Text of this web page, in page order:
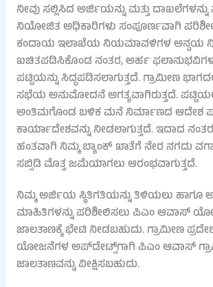
ನೀವು ಸಲ್ಲಿಸಿದ ಅರ್ಜಿಯನ್ನು ಮತ್ತು
ನಿಯೋಜಿತ ಅಧಿಕಾರಿಗಳು ಸಂಪೂರ್ಣವಾಗಿ
ಕಂದಾಯ ಇಲಾಖೆಯ ನಿಯಮಾವಳಿಗಳ ಅನ್ವಯ
ಖಚಿತಪಡಿಸಿಕೊಂಡ ನಂತರ, ಅರ್ಹ ಫಲಾನುಭವಿಗಳ
ಪಟ್ಟಿಯನ್ನು ಸಿದ್ಧಪಡಿಸಲಾಗುತ್ತದೆ. ಗ್ರಾಮೀಣ
ಸಭೆಯ ಅನುಮೋದನೆ ಅಗತ್ಯವಾಗಿರುತ್ತದೆ.
ಅಂತಿಮಗೊಂಡ ಬಳಿಕ ಮನೆ ನಿರ್ಮಾಣದ ಆದೇಶ
ಕಾರ್ಯಾದೇಶವನ್ನು ನೀಡಲಾಗುತ್ತದೆ. ಇದಾದ
ಹಂತವಾಗಿ ನಿಮ್ಮ ಬ್ಯಾಂಕ್ ಖಾತೆಗೆ ನೇರ ನಗದು
ಸಬ್ಸಿಡಿ ಮೊತ್ತ ಜಮೆಯಾಗಲು ಆರಂಭವಾಗುತ್ತದೆ.
ನಿಮ್ಮ ಅರ್ಜಿಯ ಸ್ಥಿತಿಗತಿಯನ್ನು ತಿಳಿಯಲು ಹಾಗೂ
ಮಾಹಿತಿಗಳನ್ನು ಪರಿಶೀಲಿಸಲು ಪಿಎಂ ಆವಾಸ್
ಜಾಲತಾಣಕ್ಕೆ ಭೇಟಿ ನೀಡಬಹುದು. ಗ್ರಾಮೀಣ
ಯೋಜನೆಗಳ ಅಪ್‌ಡೇಟ್ಸ್‌ಗಾಗಿ ಪಿಎಂ ಆವಾಸ್
ಜಾಲತಾಣವನ್ನು ವೀಕ್ಷಿಸಬಹುದು.